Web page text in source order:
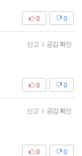
0
0
신고 공감 확인
0
0
신고 공감 확인
0
0